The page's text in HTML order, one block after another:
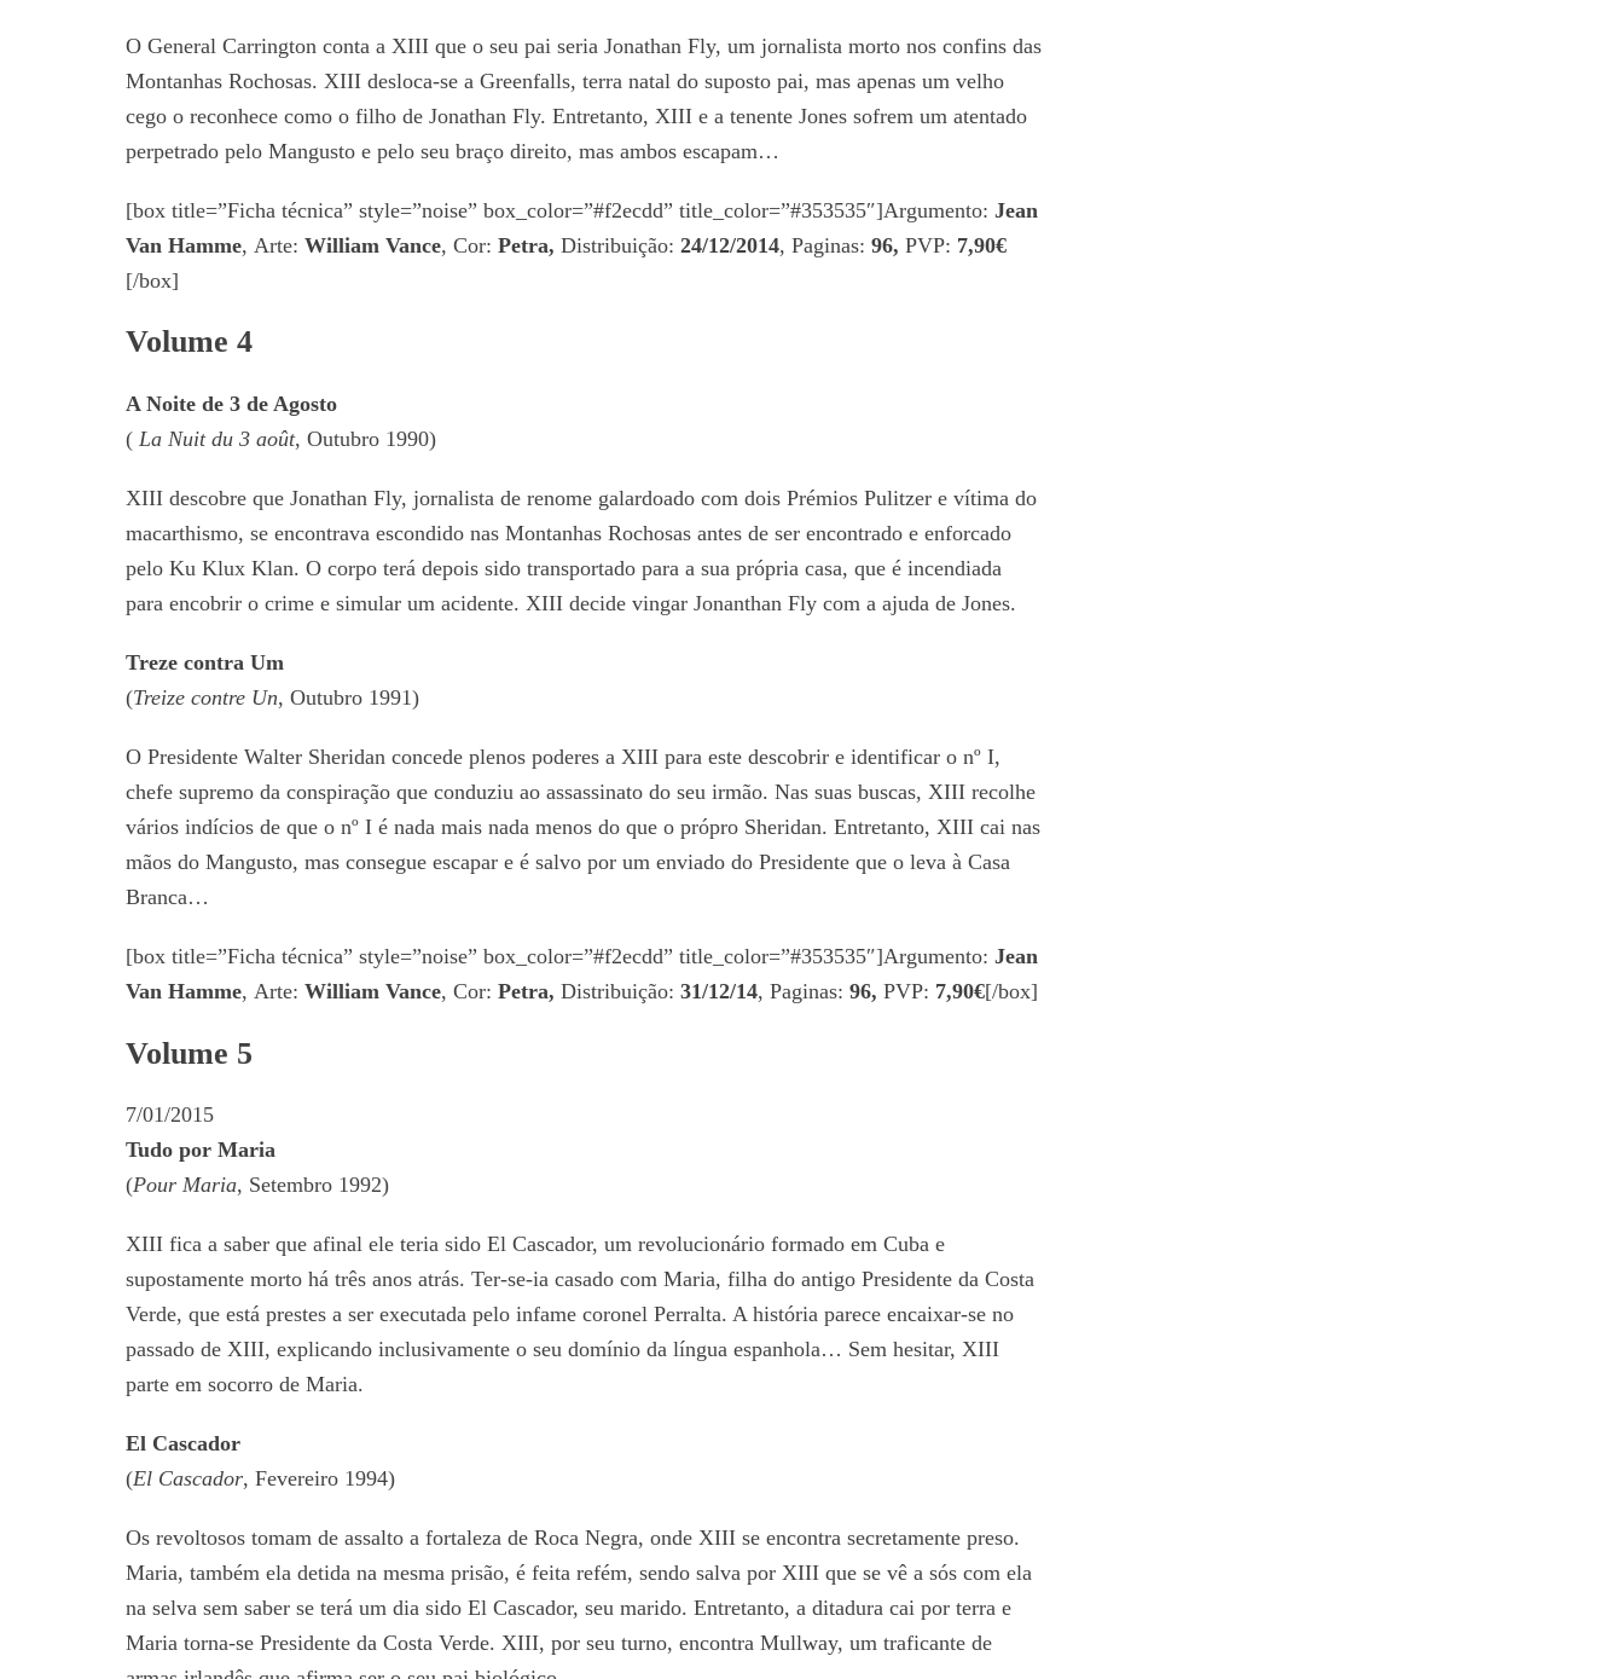
O General Carrington conta a XIII que o seu pai seria Jonathan Fly, um jornalista morto nos confins das
Montanhas Rochosas. XIII desloca-se a Greenfalls, terra natal do suposto pai, mas apenas um velho
cego o reconhece como o filho de Jonathan Fly. Entretanto, XIII e a tenente Jones sofrem um atentado
perpetrado pelo Mangusto e pelo seu braço direito, mas ambos escapam…
[box title=”Ficha técnica” style=”noise” box_color=”#f2ecdd” title_color=”#353535″]Argumento: Jean
Van Hamme, Arte: William Vance, Cor: Petra, Distribuição: 24/12/2014, Paginas: 96, PVP: 7,90€
[/box]
Volume 4
A Noite de 3 de Agosto
( La Nuit du 3 août, Outubro 1990)
XIII descobre que Jonathan Fly, jornalista de renome galardoado com dois Prémios Pulitzer e vítima do
macarthismo, se encontrava escondido nas Montanhas Rochosas antes de ser encontrado e enforcado
pelo Ku Klux Klan. O corpo terá depois sido transportado para a sua própria casa, que é incendiada
para encobrir o crime e simular um acidente. XIII decide vingar Jonanthan Fly com a ajuda de Jones.
Treze contra Um
(Treize contre Un, Outubro 1991)
O Presidente Walter Sheridan concede plenos poderes a XIII para este descobrir e identificar o nº I,
chefe supremo da conspiração que conduziu ao assassinato do seu irmão. Nas suas buscas, XIII recolhe
vários indícios de que o nº I é nada mais nada menos do que o própro Sheridan. Entretanto, XIII cai nas
mãos do Mangusto, mas consegue escapar e é salvo por um enviado do Presidente que o leva à Casa
Branca…
[box title=”Ficha técnica” style=”noise” box_color=”#f2ecdd” title_color=”#353535″]Argumento: Jean
Van Hamme, Arte: William Vance, Cor: Petra, Distribuição: 31/12/14, Paginas: 96, PVP: 7,90€[/box]
Volume 5
7/01/2015
Tudo por Maria
(Pour Maria, Setembro 1992)
XIII fica a saber que afinal ele teria sido El Cascador, um revolucionário formado em Cuba e
supostamente morto há três anos atrás. Ter-se-ia casado com Maria, filha do antigo Presidente da Costa
Verde, que está prestes a ser executada pelo infame coronel Perralta. A história parece encaixar-se no
passado de XIII, explicando inclusivamente o seu domínio da língua espanhola… Sem hesitar, XIII
parte em socorro de Maria.
El Cascador
(El Cascador, Fevereiro 1994)
Os revoltosos tomam de assalto a fortaleza de Roca Negra, onde XIII se encontra secretamente preso.
Maria, também ela detida na mesma prisão, é feita refém, sendo salva por XIII que se vê a sós com ela
na selva sem saber se terá um dia sido El Cascador, seu marido. Entretanto, a ditadura cai por terra e
Maria torna-se Presidente da Costa Verde. XIII, por seu turno, encontra Mullway, um traficante de